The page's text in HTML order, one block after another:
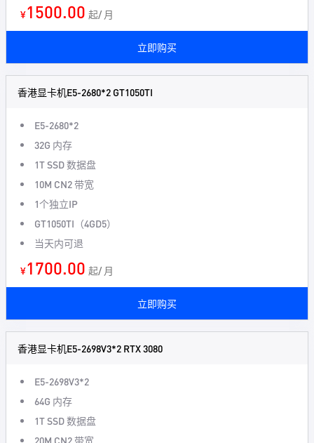
¥1500.00 起/ 月
立即购买
香港显卡机E5-2680*2 GT1050TI
E5-2680*2
32G 内存
1T SSD 数据盘
10M CN2 带宽
1个独立IP
GT1050TI（4GD5）
当天内可退
¥1700.00 起/ 月
立即购买
香港显卡机E5-2698V3*2 RTX 3080
E5-2698V3*2
64G 内存
1T SSD 数据盘
20M CN2 带宽